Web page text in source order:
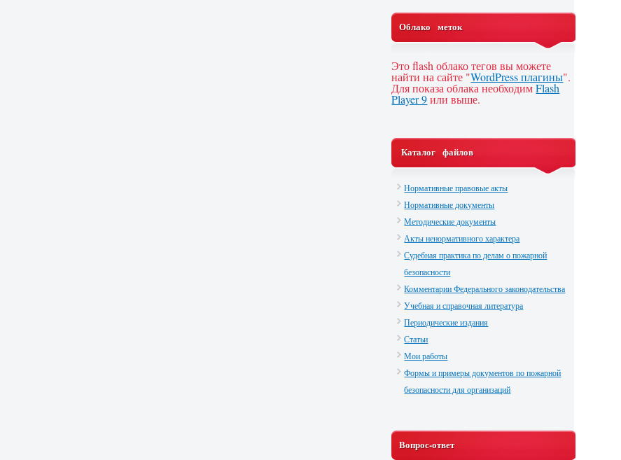
Облако меток
Это flash облако тегов вы можете
найти на сайте "WordPress плагины".
Для показа облака необходимFlash
Player 9или выше.
Каталог файлов
Нормативные правовые акты
Нормативные документы
Методические документы
Акты ненормативного характера
Судебная практика по делам о пожарной
безопасности
Комментарии Федерального законодательства
Учебная и справочная литература
Периодические издания
Статьи
Мои работы
Формы и примеры документов по пожарной
безопасности для организаций
Вопрос-ответ